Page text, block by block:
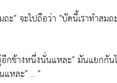
ะ"จะไปถือว่า "บัดนี้เราทำสมถ
กข้างหนึ่งนั่นแหละ"มันแยกกัน
แหละ" .. "